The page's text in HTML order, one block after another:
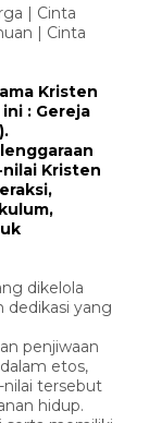
| Cinta
| Cinta
Kristen
: Gereja
Kristen
dikelola
dedikasi yang
penjiwaan
etos,
nilai tersebut
hidup.